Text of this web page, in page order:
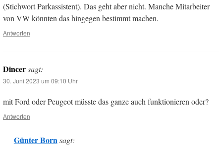
(Stichwort Parkassistent). Das geht aber nicht. Manche Mitarbeiter
von VW könnten das hingegen bestimmt machen.
Antworten
Dincersagt:
30. Juni 2023 um 09:10 Uhr
mit Ford oder Peugeot müsste das ganze auch funktionieren oder?
Antworten
Günter Born sagt: